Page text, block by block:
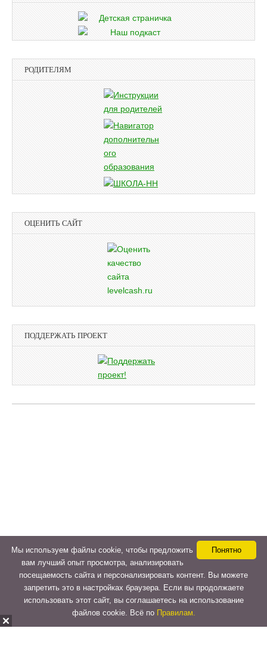
РОДИТЕЛЯМ
ОЦЕНИТЬ САЙТ
ПОДДЕРЖАТЬ ПРОЕКТ
Понятно
Мы используем файлы cookie, чтобы предложить
вам лучший опыт просмотра, анализировать
посещаемость сайта и персонализировать контент. Вы можете
запретить это в настройках браузера. Если вы продолжаете
использовать этот сайт, вы соглашаетесь на использование
файлов cookie. Всё по Правилам.